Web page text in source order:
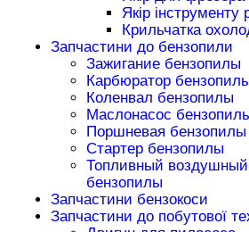
Якір інструменту
Крильчатка
Запчастини до бензопили
Зажигание бензопилы
Карбюратор
Коленвал бензопилы
Маслонасос
Поршневая бензопилы
Стартер бензопилы
Топливный
бензопилы
Запчастини бензокоси
Запчастини до побутової